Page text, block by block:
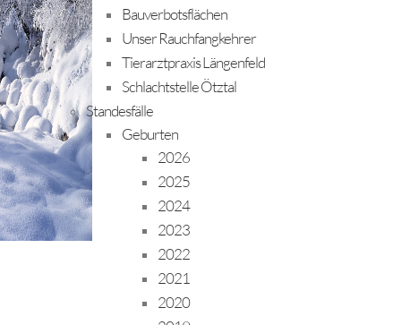
Bauverbotsflächen
Unser Rauchfangkehrer
Tierarztpraxis Längenfeld
Schlachtstelle Ötztal
Standesfälle
Geburten
2026
2025
2024
2023
2022
2021
2020